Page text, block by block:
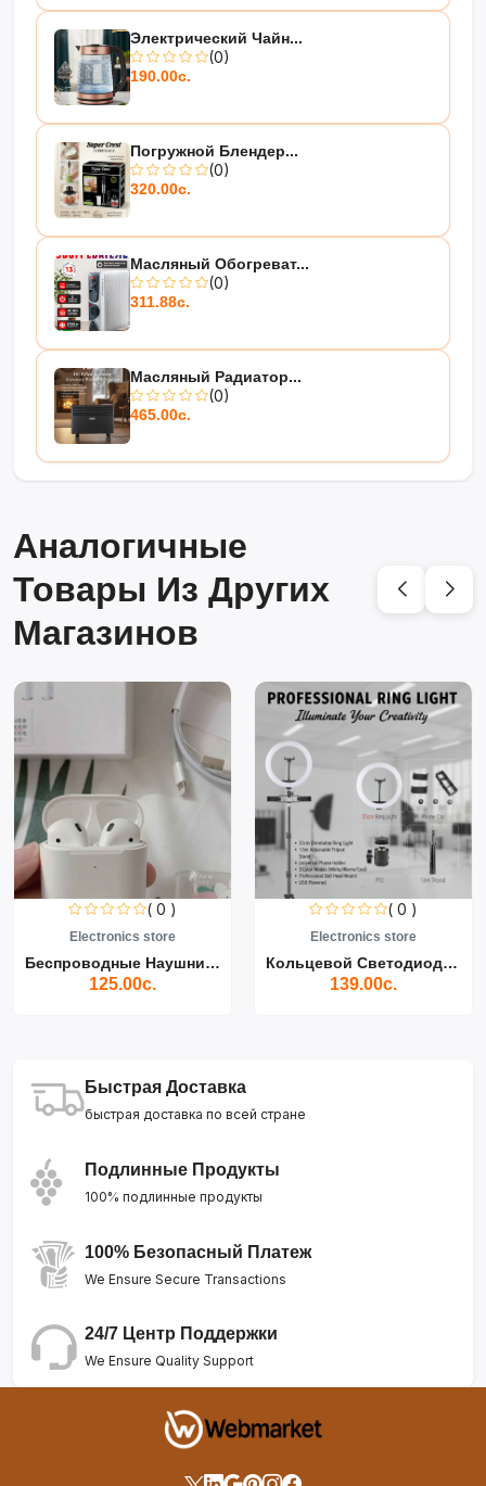
Электрический Чайн...
(0)
190.00с.
Погружной Блендер...
(0)
320.00с.
Масляный Обогреват...
(0)
311.88с.
Масляный Радиатор...
(0)
465.00с.
Аналогичные
Товары Из Других
Магазинов
( 0 )
Electronics store
Беспроводные Наушники Air...
125.00с.
( 0 )
Electronics store
Кольцевой Светодиодный Св...
139.00с.
Быстрая Доставка
быстрая доставка по всей стране
Подлинные Продукты
100% подлинные продукты
100% Безопасный Платеж
We Ensure Secure Transactions
24/7 Центр Поддержки
We Ensure Quality Support